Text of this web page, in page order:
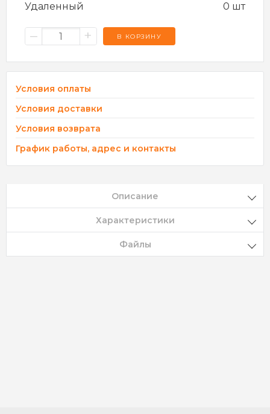
Удаленный
0 шт
– + В КОРЗИНУ
Условия оплаты
Условия доставки
Условия возврата
График работы, адрес и контакты
Описание
Характеристики
Файлы